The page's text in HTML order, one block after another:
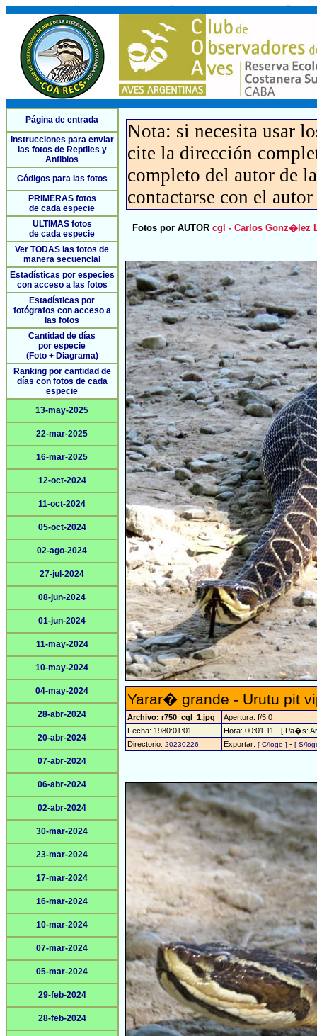
Página de entrada
Instrucciones para enviar
las fotos de Reptiles y
Anfibios
Códigos para las fotos
PRIMERAS fotos
de cada especie
ULTIMAS fotos
de cada especie
Ver TODAS las fotos de
manera secuencial
Estadísticas por especies
con acceso a las fotos
Estadísticas por
fotógrafos con acceso a
las fotos
Cantidad de días
por especie
(Foto + Diagrama)
Ranking por cantidad de
días con fotos de cada
especie
13-may-2025
22-mar-2025
16-mar-2025
12-oct-2024
11-oct-2024
05-oct-2024
02-ago-2024
27-jul-2024
08-jun-2024
01-jun-2024
11-may-2024
10-may-2024
04-may-2024
28-abr-2024
20-abr-2024
07-abr-2024
06-abr-2024
02-abr-2024
30-mar-2024
23-mar-2024
17-mar-2024
16-mar-2024
10-mar-2024
07-mar-2024
05-mar-2024
29-feb-2024
28-feb-2024
Nota: si necesita usar
cite la dirección
completo del autor de
contactarse con el
Fotos por AUTORcgl - Carlos Gonz�lez
Yarar� grande - Urutu pit
Archivo: r750_cgl_1.jpg
Apertura: f/5.0
Fecha: 1980:01:01
Hora: 00:01:11 - [ Pa�s:
Directorio: 20230226 Exportar: [ C/logo ] - [ S/